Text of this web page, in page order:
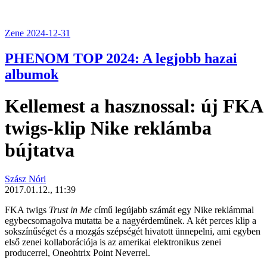
Zene 2024-12-31
PHENOM TOP 2024: A legjobb hazai
albumok
Kellemest a hasznossal: új FKA
twigs-klip Nike reklámba
bújtatva
Szász Nóri
2017.01.12., 11:39
FKA twigs Trust in Me című legújabb számát egy Nike reklámmal
egybecsomagolva mutatta be a nagyérdeműnek. A két perces klip a
sokszínűséget és a mozgás szépségét hivatott ünnepelni, ami egyben
első zenei kollaborációja is az amerikai elektronikus zenei
producerrel, Oneohtrix Point Neverrel.